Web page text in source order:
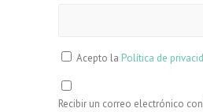
Acepto la Política de
Recibir un correo electrónico